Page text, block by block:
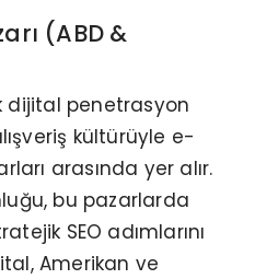
(ABD &
dijital penetrasyon
kültürüyle e-
arasında yer alır.
bu pazarlarda
SEO adımlarını
Amerikan ve